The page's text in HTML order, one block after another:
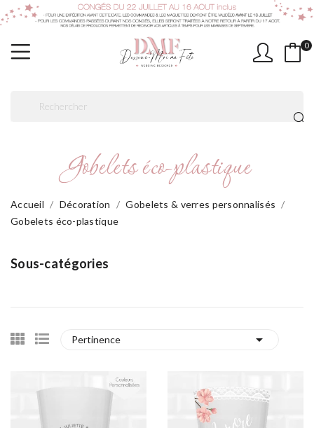
0
Gobelets éco-plastique
Accueil Décoration
Gobelets & verres personnalisés
Gobelets éco-plastique
Sous-catégories
Pertinence 